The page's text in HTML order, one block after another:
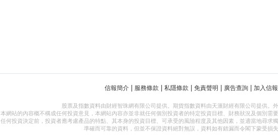
信報簡介 服務條款 私隱條款 免責聲明 廣告查詢 加入信報
股票及指數資料由財經智珠網有限公司提供。期貨指數資料由天滙財經有限公司提供。
本網站的內容概不構成任何投資意見，本網站內容亦並非就任何個別投資者的特定投資目標、財務狀況及個別需
任何投資決定前，投資者應考慮產品的特點、其本身的投資目標、可承受的風險程度及其他因素，並適當地尋求
準確而可靠的資料，但並不保證資料絕對無誤，資料如有錯漏而令閣下蒙受損